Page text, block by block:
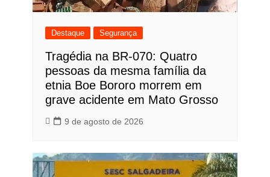
Destaque Segurança
Tragédia na BR-070: Quatro
pessoas da mesma família da
etnia Boe Bororo morrem em
grave acidente em Mato Grosso
9 de agosto de 2026